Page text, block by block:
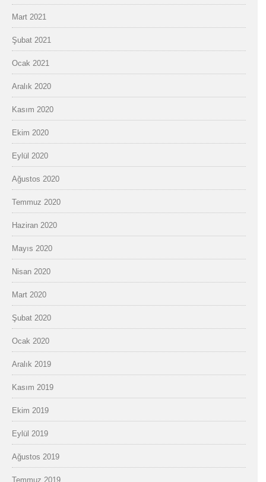
Mart 2021
Şubat 2021
Ocak 2021
Aralık 2020
Kasım 2020
Ekim 2020
Eylül 2020
Ağustos 2020
Temmuz 2020
Haziran 2020
Mayıs 2020
Nisan 2020
Mart 2020
Şubat 2020
Ocak 2020
Aralık 2019
Kasım 2019
Ekim 2019
Eylül 2019
Ağustos 2019
Temmuz 2019